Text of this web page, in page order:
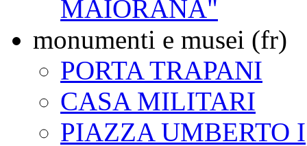
MAIORANA"
monumenti e musei (fr)
PORTA TRAPANI
CASA MILITARI
PIAZZA UMBERTO I